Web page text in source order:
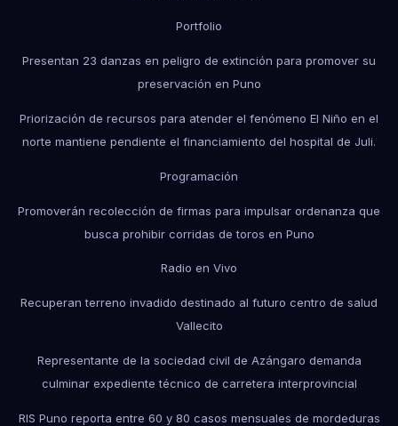
Portfolio
Presentan 23 danzas en peligro de extinción para promover su
preservación en Puno
Priorización de recursos para atender el fenómeno El Niño en el
norte mantiene pendiente el financiamiento del hospital de Juli.
Programación
Promoverán recolección de firmas para impulsar ordenanza que
busca prohibir corridas de toros en Puno
Radio en Vivo
Recuperan terreno invadido destinado al futuro centro de salud
Vallecito
Representante de la sociedad civil de Azángaro demanda
culminar expediente técnico de carretera interprovincial
RIS Puno reporta entre 60 y 80 casos mensuales de mordeduras